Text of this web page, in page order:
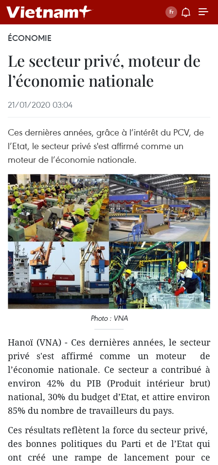
ÉCONOMIE
Le secteur privé, moteur de
l’économie nationale
21/01/2020 03:04
Ces dernières années, grâce à l’intérêt du PCV, de
l’Etat, le secteur privé s'est affirmé comme un
moteur de l’économie nationale.
Photo : VNA
Hanoï (VNA) - Ces dernières années, le secteur
privé s'est affirmé comme un moteur de
l’économie nationale. Ce secteur a contribué à
environ 42% du PIB (Produit intérieur brut)
national, 30% du budget d’Etat, et attire environ
85% du nombre de travailleurs du pays.
Ces résultats reflètent la force du secteur privé,
des bonnes politiques du Parti et de l’Etat qui
ont créé une rampe de lancement pour ce